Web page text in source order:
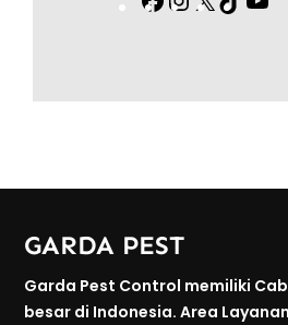
e
k
t
T T
GARDA PEST
Garda Pest Control memiliki
besar di Indonesia. Area Layanan